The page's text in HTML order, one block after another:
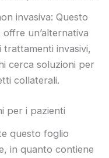
invasiva: Questo
un’alternativa
trattamenti invasivi,
cerca soluzioni per
collaterali.
per i pazienti
questo foglio
in quanto contiene